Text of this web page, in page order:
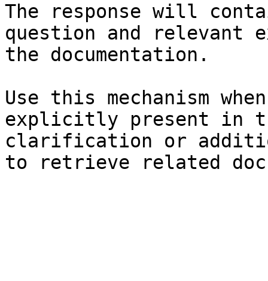
The response will
question and relevant
the documentation.
Use this mechanism
explicitly present in
clarification or